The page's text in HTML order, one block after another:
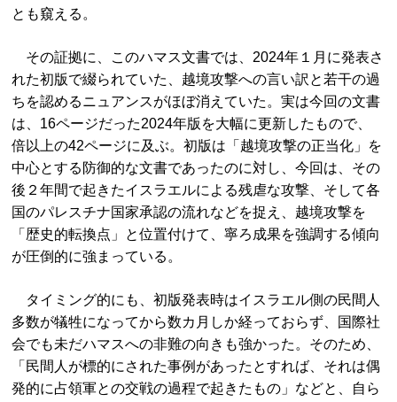
とも窺える。
その証拠に、このハマス文書では、2024年１月に発表さ
れた初版で綴られていた、越境攻撃への言い訳と若干の過
ちを認めるニュアンスがほぼ消えていた。実は今回の文書
は、16ページだった2024年版を大幅に更新したもので、
倍以上の42ページに及ぶ。初版は「越境攻撃の正当化」を
中心とする防御的な文書であったのに対し、今回は、その
後２年間で起きたイスラエルによる残虐な攻撃、そして各
国のパレスチナ国家承認の流れなどを捉え、越境攻撃を
「歴史的転換点」と位置付けて、寧ろ成果を強調する傾向
が圧倒的に強まっている。
タイミング的にも、初版発表時はイスラエル側の民間人
多数が犠牲になってから数カ月しか経っておらず、国際社
会でも未だハマスへの非難の向きも強かった。そのため、
「民間人が標的にされた事例があったとすれば、それは偶
発的に占領軍との交戦の過程で起きたもの」などと、自ら